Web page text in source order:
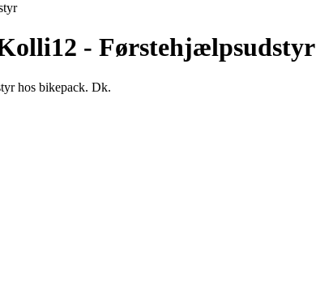
- Førstehjælpsudstyr
hos bikepack. Dk.